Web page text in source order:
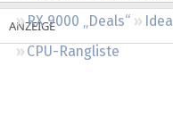
RX 9000 „Deals“
CPU-Rangliste